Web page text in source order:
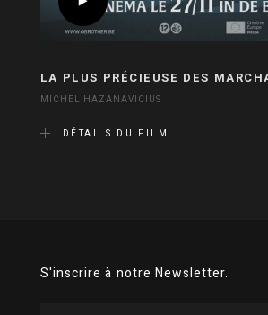
LA PLUS PRÉCIEUSE DES
MICHEL HAZANAVICIUS
DÉTAILS DU FILM
S'inscrire à notre Newsletter.